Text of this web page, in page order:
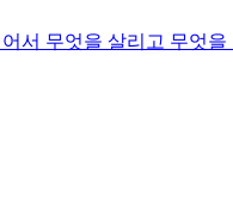
서 무엇을 살리고 무엇